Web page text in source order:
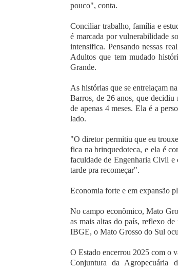
pouco", conta.
Conciliar trabalho, família e
é marcada por vulnerabilidade
intensifica. Pensando nessas
Adultos que tem mudado
Grande.
As histórias que se entrelaçam
Barros, de 26 anos, que decidiu
de apenas 4 meses. Ela é a
lado.
"O diretor permitiu que eu
fica na brinquedoteca, e ela é
faculdade de Engenharia Civil e
tarde pra recomeçar".
Economia forte e em expansão
No campo econômico, Mato
as mais altas do país, reflexo
IBGE, o Mato Grosso do Sul
O Estado encerrou 2025 com o
Conjuntura da Agropecuária